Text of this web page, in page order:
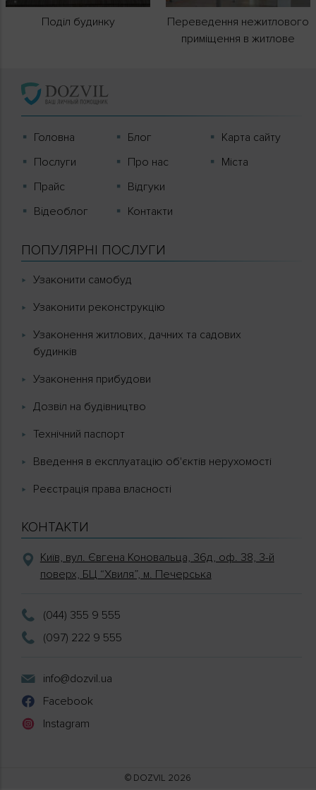
Поділ будинку
Переведення нежитлового
приміщення в житлове
Головна
Послуги
Прайс
Вiдеоблог
Блог
Про нас
Відгуки
Контакти
Карта сайту
Міста
ПОПУЛЯРНІ ПОСЛУГИ
Узаконити самобуд
Узаконити реконструкцію
Узаконення житлових, дачних та садових
будинків
Узаконення прибудови
Дозвіл на будівництво
Технічний паспорт
Введення в експлуатацію об'єктів нерухомості
Реєстрація права власності
КОНТАКТИ
Київ, вул. Євгена Коновальца, 36д, оф. 38, 3-й
поверх, БЦ “Хвиля”, м. Печерська
(044) 355 9 555
(097) 222 9 555
info@dozvil.ua
Facebook
Instagram
© DOZVIL 2026